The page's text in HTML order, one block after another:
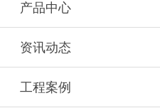
产品中心
资讯动态
工程案例